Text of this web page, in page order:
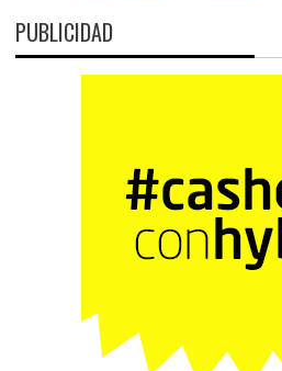
PUBLICIDAD